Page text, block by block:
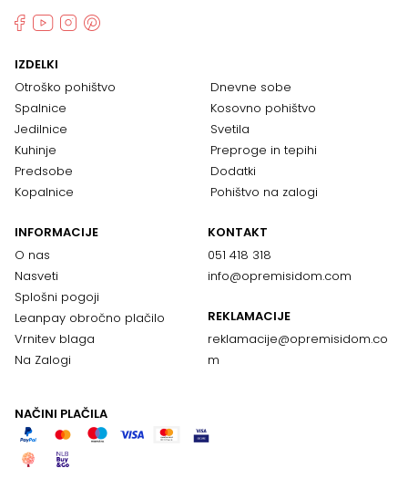
IZDELKI
Otroško pohištvo
Spalnice
Jedilnice
Kuhinje
Predsobe
Kopalnice
Dnevne sobe
Kosovno pohištvo
Svetila
Preproge in tepihi
Dodatki
Pohištvo na zalogi
INFORMACIJE
O nas
Nasveti
Splošni pogoji
Leanpay obročno plačilo
Vrnitev blaga
Na Zalogi
KONTAKT
051 418 318
info@opremisidom.com
REKLAMACIJE
reklamacije@opremisidom.co
m
NAČINI PLAČILA